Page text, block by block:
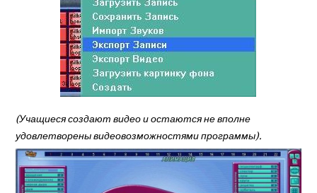
(Учащиеся создают видео и остаются не вполне
удовлетворены видеовозможностями программы).